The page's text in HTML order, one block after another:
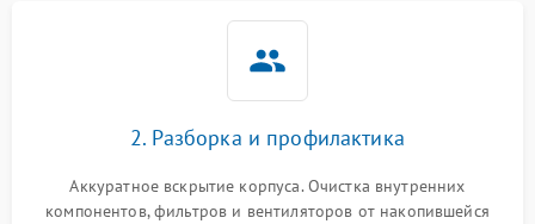
2. Разборка и профилактика
Аккуратное вскрытие корпуса. Очистка внутренних
компонентов, фильтров и вентиляторов от накопившейся